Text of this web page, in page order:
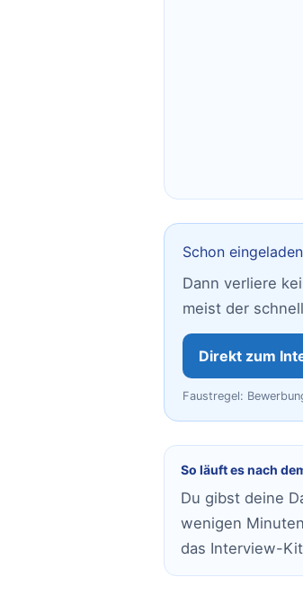
Schon
Dann verliere
meist der
Direkt zum
Faustregel:
So läuft es nach
Du gibst deine
wenigen
das Interview-